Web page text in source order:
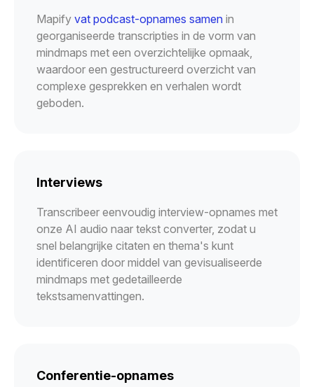
Mapify vat podcast-opnames samen in
georganiseerde transcripties in de vorm van
mindmaps met een overzichtelijke opmaak,
waardoor een gestructureerd overzicht van
complexe gesprekken en verhalen wordt
geboden.
Interviews
Transcribeer eenvoudig interview-opnames met
onze AI audio naar tekst converter, zodat u
snel belangrijke citaten en thema's kunt
identificeren door middel van gevisualiseerde
mindmaps met gedetailleerde
tekstsamenvattingen.
Conferentie-opnames